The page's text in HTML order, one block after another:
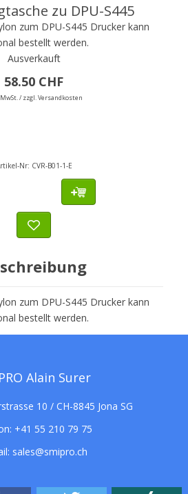
zu DPU-S445
zum DPU-S445 Drucker kann
bestellt werden.
Ausverkauft
58.50 CHF
/ zzgl. Versandkosten
Nr: CVR-B01-1-E
zum DPU-S445 Drucker kann
bestellt werden.
Alain Surer
10 / CH-8845 Jona SG
+41 55 210 79 75
sales@smipro.ch